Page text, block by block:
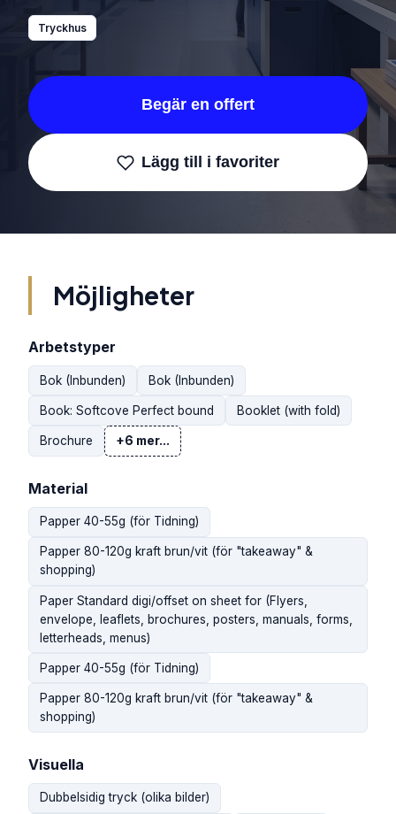
Tryckhus
Begär en offert
Lägg till i favoriter
Möjligheter
Arbetstyper
Bok (Inbunden) Bok (Inbunden)
Book: Softcove Perfect bound Booklet (with fold)
Brochure +6 mer...
Material
Papper 40-55g (för Tidning)
Papper 80-120g kraft brun/vit (för "takeaway" &
shopping)
Paper Standard digi/offset on sheet for (Flyers,
envelope, leaflets, brochures, posters, manuals, forms,
letterheads, menus)
Papper 40-55g (för Tidning)
Papper 80-120g kraft brun/vit (för "takeaway" &
shopping)
Visuella
Dubbelsidig tryck (olika bilder)